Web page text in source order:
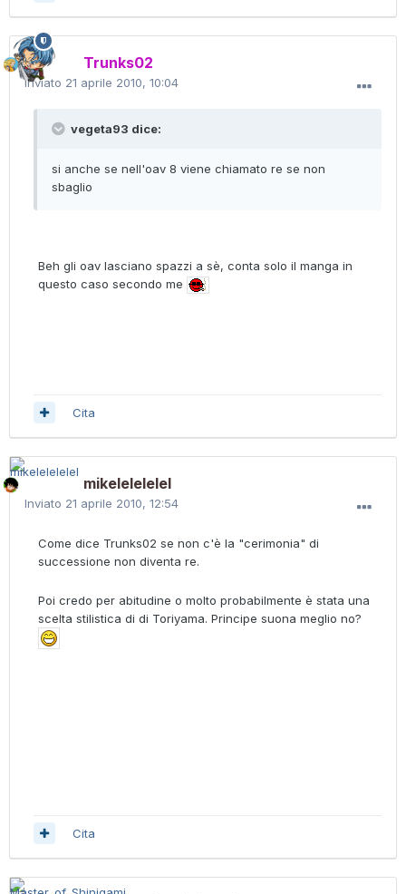
Trunks02
Inviato 21 aprile 2010, 10:04
vegeta93 dice:
si anche se nell'oav 8 viene chiamato re se non
sbaglio
Beh gli oav lasciano spazzi a sè, conta solo il manga in
questo caso secondo me
Cita
mikelelelelel
Inviato 21 aprile 2010, 12:54
Come dice Trunks02 se non c'è la "cerimonia" di
successione non diventa re.
Poi credo per abitudine o molto probabilmente è stata una
scelta stilistica di di Toriyama. Principe suona meglio no?
Cita